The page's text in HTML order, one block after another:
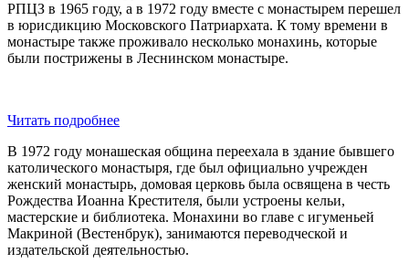
РПЦЗ в 1965 году, а в 1972 году вместе с монастырем перешел
в юрисдикцию Московского Патриархата. К тому времени в
монастыре также проживало несколько монахинь, которые
были пострижены в Леснинском монастыре.
Читать подробнее
В 1972 году монашеская община переехала в здание бывшего
католического монастыря, где был официально учрежден
женский монастырь, домовая церковь была освящена в честь
Рождества Иоанна Крестителя, были устроены кельи,
мастерские и библиотека. Монахини во главе с игуменьей
Макриной (Вестенбрук), занимаются переводческой и
издательской деятельностью.